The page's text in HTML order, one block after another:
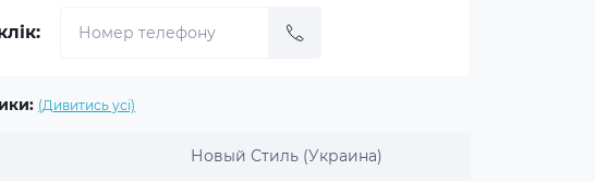
(Дивитись усі)
Новый Стиль (Украина)